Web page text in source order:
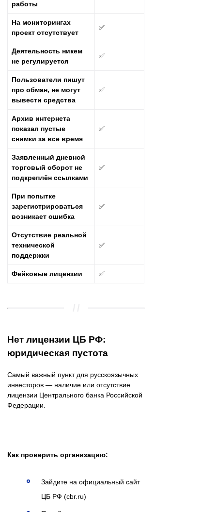
работы
На мониторингах
проект отсутствует
✅
Деятельность никем
не регулируется
✅
Пользователи пишут
про обман, не могут
вывести средства
✅
Архив интернета
показал пустые
снимки за все время
✅
Заявленный дневной
торговый оборот не
подкреплён ссылками
✅
При попытке
зарегистрироваться
возникает ошибка
✅
Отсутствие реальной
технической
поддержки
✅
Фейковые лицензии ✅
Нет лицензии ЦБ РФ:
юридическая пустота
Самый важный пункт для русскоязычных
инвесторов — наличие или отсутствие
лицензии Центрального банка Российской
Федерации.
Как проверить организацию:
Зайдите на официальный сайт
ЦБ РФ (cbr.ru)